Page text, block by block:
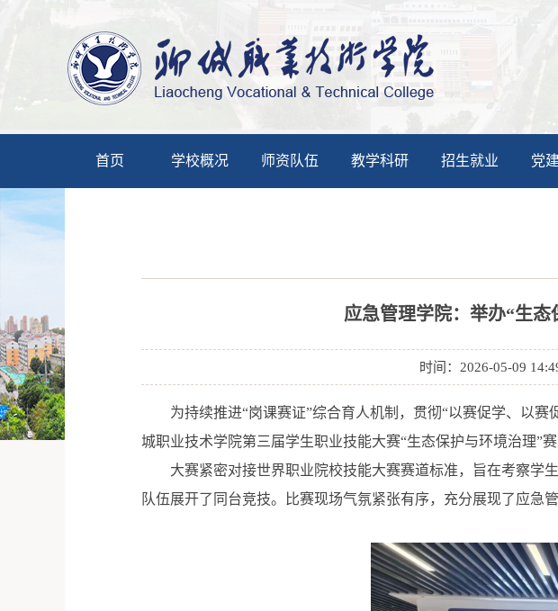
首页 学校概况 师资队伍 教学科研 招生就业 党
应急管理学院：举办“生
时间：2026-05-09
为持续推进“岗课赛证”综合育人机制，贯彻“以赛促学、以
城职业技术学院第三届学生职业技能大赛“生态保护与环境治理”赛
大赛紧密对接世界职业院校技能大赛赛道标准，旨在考察学
队伍展开了同台竞技。比赛现场气氛紧张有序，充分展现了应急